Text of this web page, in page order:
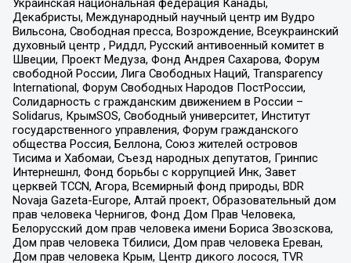
Украинская национальная федерация Канады,
Декабристы, Международный научный центр им Вудро
Вильсона, Свободная пресса, Возрождение, Всеукраинский
духовный центр , Риддл, Русский антивоенный комитет в
Швеции, Проект Медуза, Фонд Андрея Сахарова, Форум
свободной России, Лига Свободных Наций, Transparеncy
International, Форум Свободных Народов ПостРоссии,
Солидарность с гражданским движением в России –
Solidarus, КрымSOS, Свободный университет, Институт
государственного управления, Форум гражданского
общества Россия, Беллона, Союз жителей островов
Тисима и Хабомаи, Съезд народных депутатов, Гринпис
Интернешнл, Фонд борьбы с коррупцией Инк, Завет
церквей TCCN, Агора, Всемирный фонд природы, BDR
Novaja Gazeta-Europe, Алтай проект, Образовательный дом
прав человека Чернигов, Фонд Дом Прав Человека,
Белорусский дом прав человека имени Бориса Звозскова,
Дом прав человека Тбилиси, Дом прав человека Ереван,
Дом прав человека Крым, Центр дикого лосося, TVR